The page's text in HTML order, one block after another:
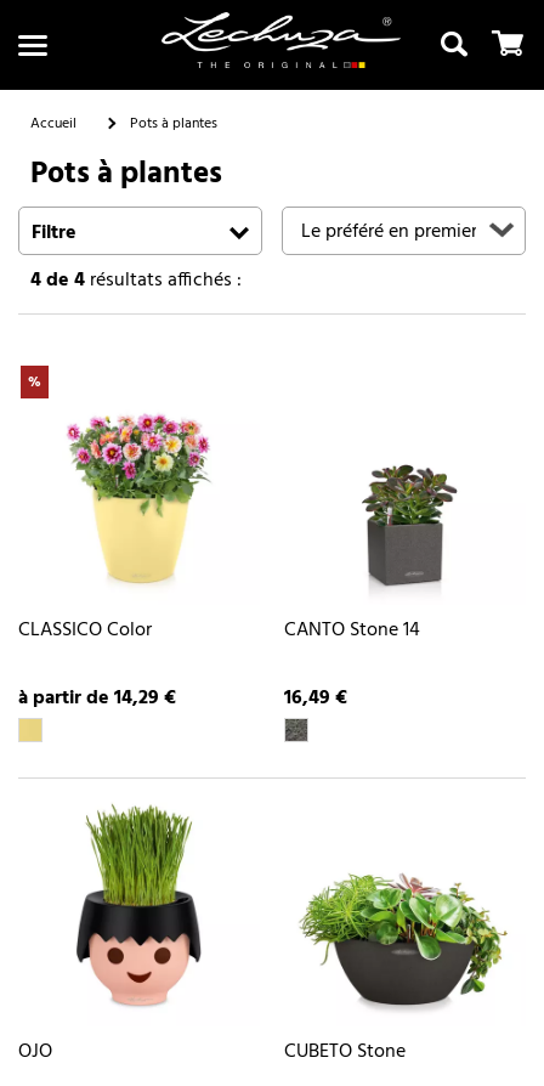
Recherche
Accueil Pots à plantes
Pots à plantes
Filtre
4de 4résultats affichés :
%
CLASSICO Color
à partir de 14,29 €
CANTO Stone 14
16,49 €
OJO CUBETO Stone